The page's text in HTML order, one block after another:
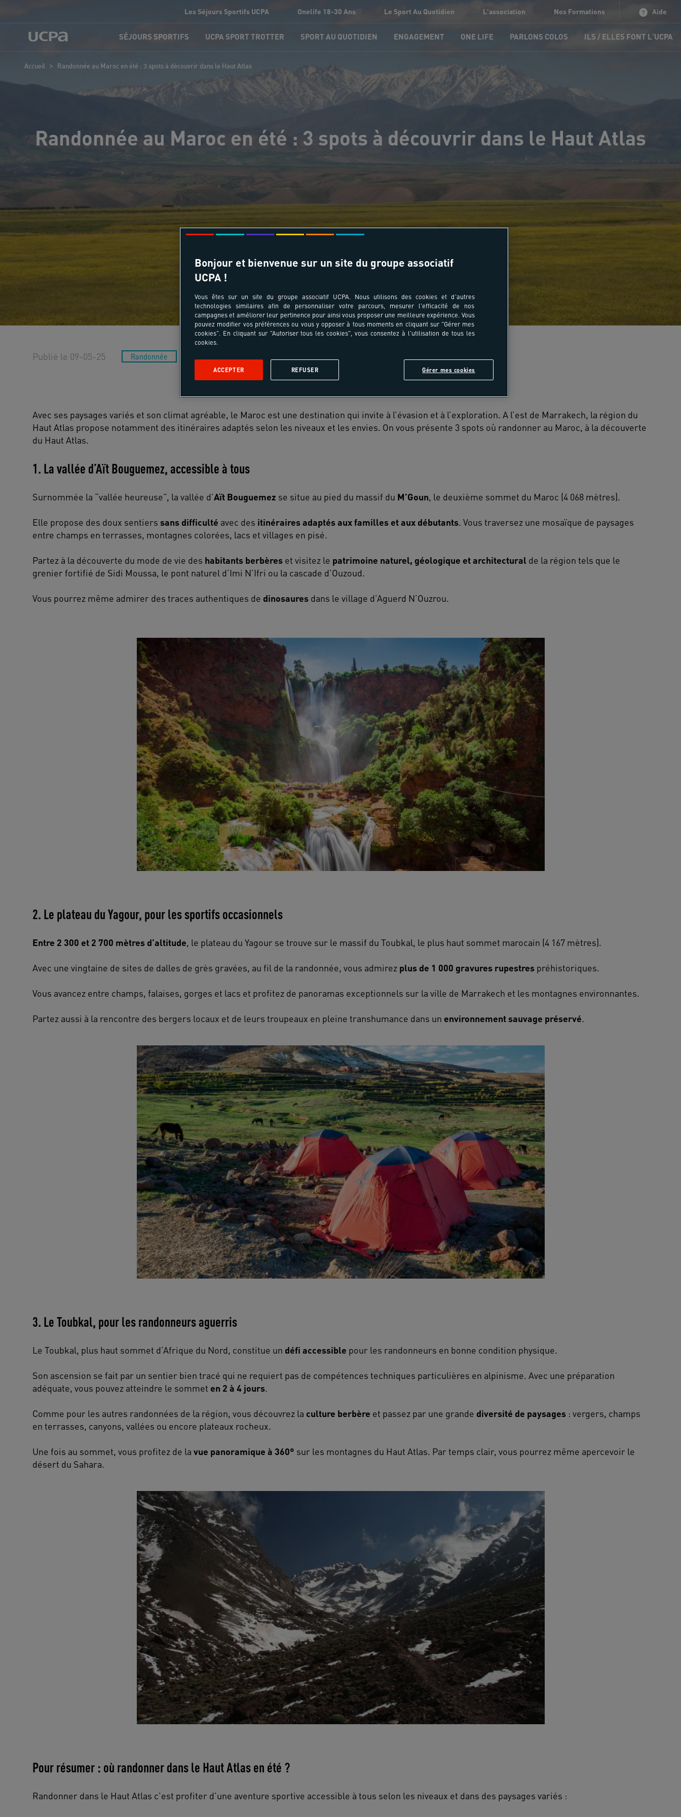
Les Séjours Sportifs UCPA Onelife 18-30 Ans Le Sport Au Quotidien L'association Nos Formations Aide
SÉJOURS SPORTIFS UCPA SPORT TROTTER SPORT AU QUOTIDIEN ENGAGEMENT ONE LIFE PARLONS COLOS ILS / ELLES FONT L'UCPA
Accueil > Randonnée au Maroc en été : 3 spots à découvrir dans le Haut Atlas
Randonnée au Maroc en été : 3 spots à découvrir dans le Haut Atlas
Publié le 09-05-25 Randonnée
Avec ses paysages variés et son climat agréable, le Maroc est une destination qui invite à l’évasion et à l’exploration. A l’est de Marrakech, la région du
Haut Atlas propose notamment des itinéraires adaptés selon les niveaux et les envies. On vous présente 3 spots où randonner au Maroc, à la découverte
du Haut Atlas.
1. La vallée d’Aït Bouguemez, accessible à tous
Surnommée la “vallée heureuse”, la vallée d’Aït Bouguemez se situe au pied du massif du M’Goun, le deuxième sommet du Maroc (4 068 mètres).
Elle propose des doux sentiers sans difficulté avec des itinéraires adaptés aux familles et aux débutants. Vous traversez une mosaïque de paysages
entre champs en terrasses, montagnes colorées, lacs et villages en pisé.
Partez à la découverte du mode de vie des habitants berbères et visitez le patrimoine naturel, géologique et architectural de la région tels que le
grenier fortifié de Sidi Moussa, le pont naturel d’Imi N’Ifri ou la cascade d’Ouzoud.
Vous pourrez même admirer des traces authentiques de dinosaures dans le village d’Aguerd N’Ouzrou.
2. Le plateau du Yagour, pour les sportifs occasionnels
Entre 2 300 et 2 700 mètres d’altitude, le plateau du Yagour se trouve sur le massif du Toubkal, le plus haut sommet marocain (4 167 mètres).
Avec une vingtaine de sites de dalles de grès gravées, au fil de la randonnée, vous admirez plus de 1 000 gravures rupestres préhistoriques.
Vous avancez entre champs, falaises, gorges et lacs et profitez de panoramas exceptionnels sur la ville de Marrakech et les montagnes environnantes.
Partez aussi à la rencontre des bergers locaux et de leurs troupeaux en pleine transhumance dans un environnement sauvage préservé.
3. Le Toubkal, pour les randonneurs aguerris
Le Toubkal, plus haut sommet d’Afrique du Nord, constitue un défi accessible pour les randonneurs en bonne condition physique.
Son ascension se fait par un sentier bien tracé qui ne requiert pas de compétences techniques particulières en alpinisme. Avec une préparation
adéquate, vous pouvez atteindre le sommet en 2 à 4 jours.
Comme pour les autres randonnées de la région, vous découvrez la culture berbère et passez par une grande diversité de paysages : vergers, champs
en terrasses, canyons, vallées ou encore plateaux rocheux.
Une fois au sommet, vous profitez de la vue panoramique à 360° sur les montagnes du Haut Atlas. Par temps clair, vous pourrez même apercevoir le
désert du Sahara.
Pour résumer : où randonner dans le Haut Atlas en été ?
Randonner dans le Haut Atlas c’est profiter d’une aventure sportive accessible à tous selon les niveaux et dans des paysages variés :
Bonjour et bienvenue sur un site du groupe associatif
UCPA !
Vous êtes sur un site du groupe associatif UCPA. Nous utilisons des cookies et d'autres
technologies similaires afin de personnaliser votre parcours, mesurer l'efficacité de nos
campagnes et améliorer leur pertinence pour ainsi vous proposer une meilleure expérience. Vous
pouvez modifier vos préférences ou vous y opposer à tous moments en cliquant sur "Gérer mes
cookies". En cliquant sur "Autoriser tous les cookies", vous consentez à l'utilisation de tous les
cookies.
Gérer mes cookies
REFUSER
ACCEPTER